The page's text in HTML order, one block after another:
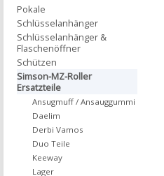
Pokale
Schlüsselanhänger
Schlüsselanhänger &
Flaschenöffner
Schützen
Simson-MZ-Roller
Ersatzteile
Ansugmuff / Ansauggummi
Daelim
Derbi Vamos
Duo Teile
Keeway
Lager